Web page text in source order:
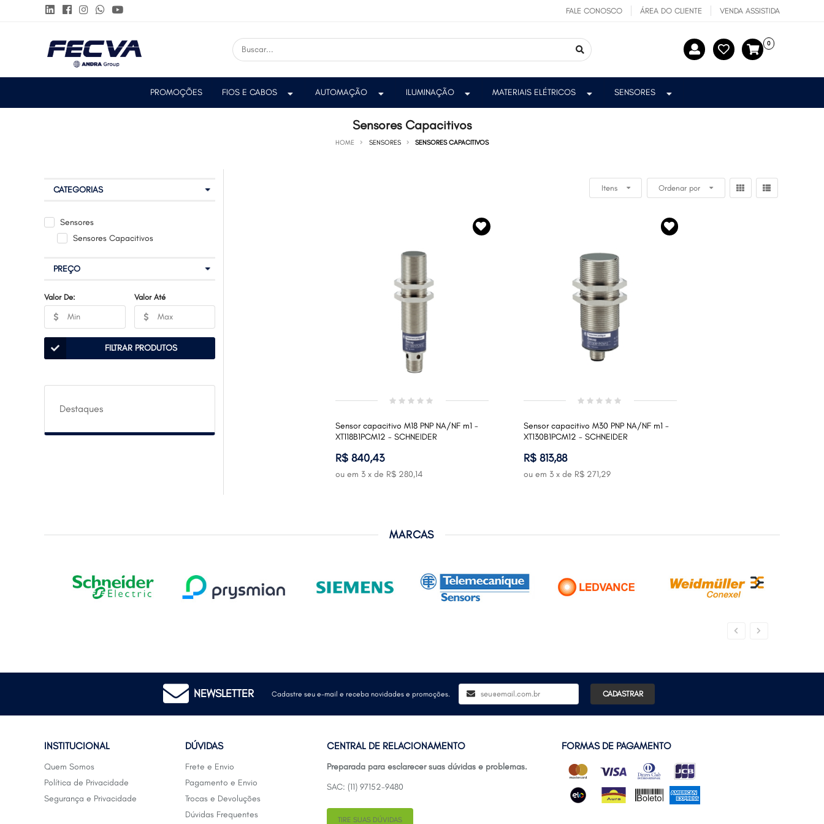
FALE CONOSCO ÁREA DO CLIENTE VENDA ASSISTIDA
0
PROMOÇÕES FIOS E CABOS AUTOMAÇÃO ILUMINAÇÃO MATERIAIS ELÉTRICOS SENSORES
Sensores Capacitivos
HOME SENSORES SENSORES CAPACITIVOS
CATEGORIAS
Sensores
Sensores Capacitivos
PREÇO
Valor De: Valor Até
FILTRAR PRODUTOS
Destaques
Itens Ordenar por
Sensor capacitivo M18 PNP NA/NF m1 -
XT118B1PCM12 - SCHNEIDER
R$ 840,43
ou em 3x de R$ 280,14
Sensor capacitivo M30 PNP NA/NF m1 -
XT130B1PCM12 - SCHNEIDER
R$ 813,88
ou em 3x de R$ 271,29
MARCAS
NEWSLETTER Cadastre seu e-mail e receba novidades e promoções. CADASTRAR
INSTITUCIONAL
Quem Somos
Política de Privacidade
Segurança e Privacidade
DÚVIDAS
Frete e Envio
Pagamento e Envio
Trocas e Devoluções
Dúvidas Frequentes
CENTRAL DE RELACIONAMENTO
Preparada para esclarecer suas dúvidas e problemas.
SAC: (11) 97152-9480
TIRE SUAS DÚVIDAS
FORMAS DE PAGAMENTO